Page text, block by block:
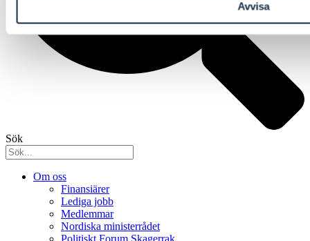
Avvisa
Sök
Om oss
Finansiärer
Lediga jobb
Medlemmar
Nordiska ministerrådet
Politiskt Forum Skagerrak